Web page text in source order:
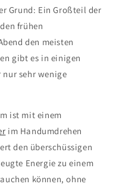
Grund: Ein Großteil der
frühen
den meisten
gibt es in einigen
nur sehr wenige
ist mit einem
im Handumdrehen
den überschüssigen
Energie zu einem
können, ohne